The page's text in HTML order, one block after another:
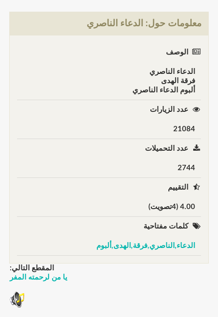
معلومات حول: الدعاء الناصري
الوصف
الدعاء الناصري
فرقة الهدى
ألبوم الدعاء الناصري
عدد الزيارات
21084
عدد التحميلات
2744
التقييم
4.00 (4تصويت)
كلمات مفتاحية
الدعاء,الناصري,فرقة,الهدى,ألبوم
المقطع التالي:
يا من لرحمته المفر